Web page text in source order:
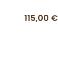
115,00 €